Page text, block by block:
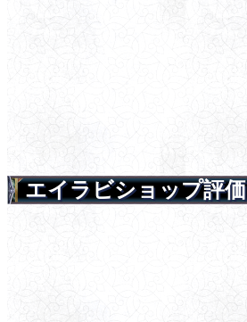
エイラビショップ評価